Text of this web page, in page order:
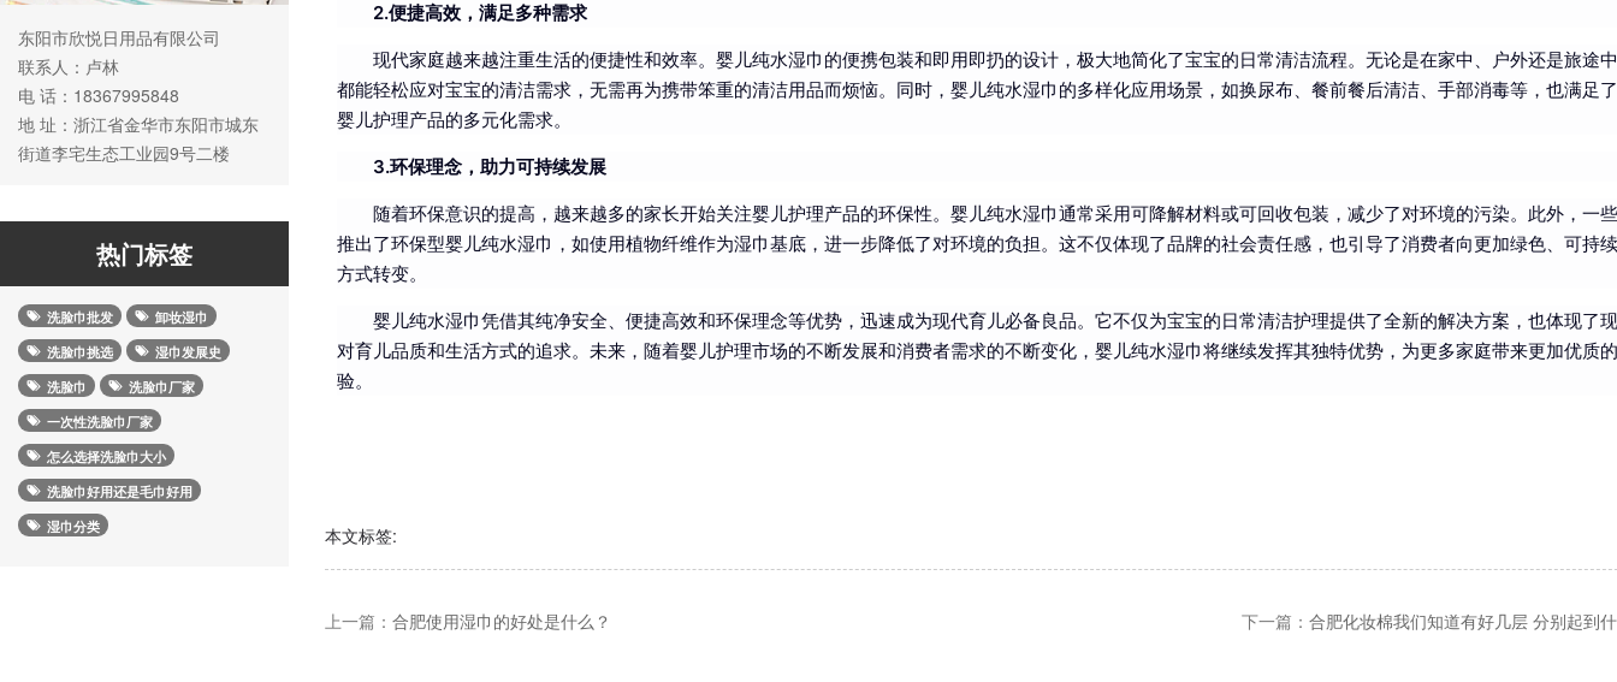
东阳市欣悦日用品有限公司
联系人：卢林
电 话：18367995848
地 址：浙江省金华市东阳市城东
街道李宅生态工业园9号二楼
热门标签
洗脸巾批发
卸妆湿巾
洗脸巾挑选
湿巾发展史
洗脸巾
洗脸巾厂家
一次性洗脸巾厂家
怎么选择洗脸巾大小
洗脸巾好用还是毛巾好用
湿巾分类
2.便捷高效，满足多种需求
现代家庭越来越注重生活的便捷性和效率。婴儿纯水湿巾的便携包装和即用即扔的设计，极大地简化了宝宝的日常清洁流程。无论是在家中、户外还是旅途
都能轻松应对宝宝的清洁需求，无需再为携带笨重的清洁用品而烦恼。同时，婴儿纯水湿巾的多样化应用场景，如换尿布、餐前餐后清洁、手部消毒等，也满足
婴儿护理产品的多元化需求。
3.环保理念，助力可持续发展
随着环保意识的提高，越来越多的家长开始关注婴儿护理产品的环保性。婴儿纯水湿巾通常采用可降解材料或可回收包装，减少了对环境的污染。此外，一
推出了环保型婴儿纯水湿巾，如使用植物纤维作为湿巾基底，进一步降低了对环境的负担。这不仅体现了品牌的社会责任感，也引导了消费者向更加绿色、可持
方式转变。
婴儿纯水湿巾凭借其纯净安全、便捷高效和环保理念等优势，迅速成为现代育儿必备良品。它不仅为宝宝的日常清洁护理提供了全新的解决方案，也体现了
对育儿品质和生活方式的追求。未来，随着婴儿护理市场的不断发展和消费者需求的不断变化，婴儿纯水湿巾将继续发挥其独特优势，为更多家庭带来更加优质
验。
本文标签:
上一篇： 合肥使用湿巾的好处是什么？ 下一篇： 合肥化妆棉我们知道有好几层 分别起到